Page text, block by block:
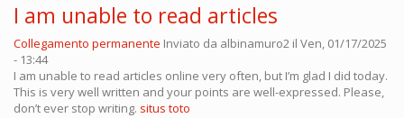
I am unable to read articles
Collegamento permanente Inviato da albinamuro2 il Ven, 01/17/2025
- 13:44
I am unable to read articles online very often, but I’m glad I did today.
This is very well written and your points are well-expressed. Please,
don’t ever stop writing. situs toto